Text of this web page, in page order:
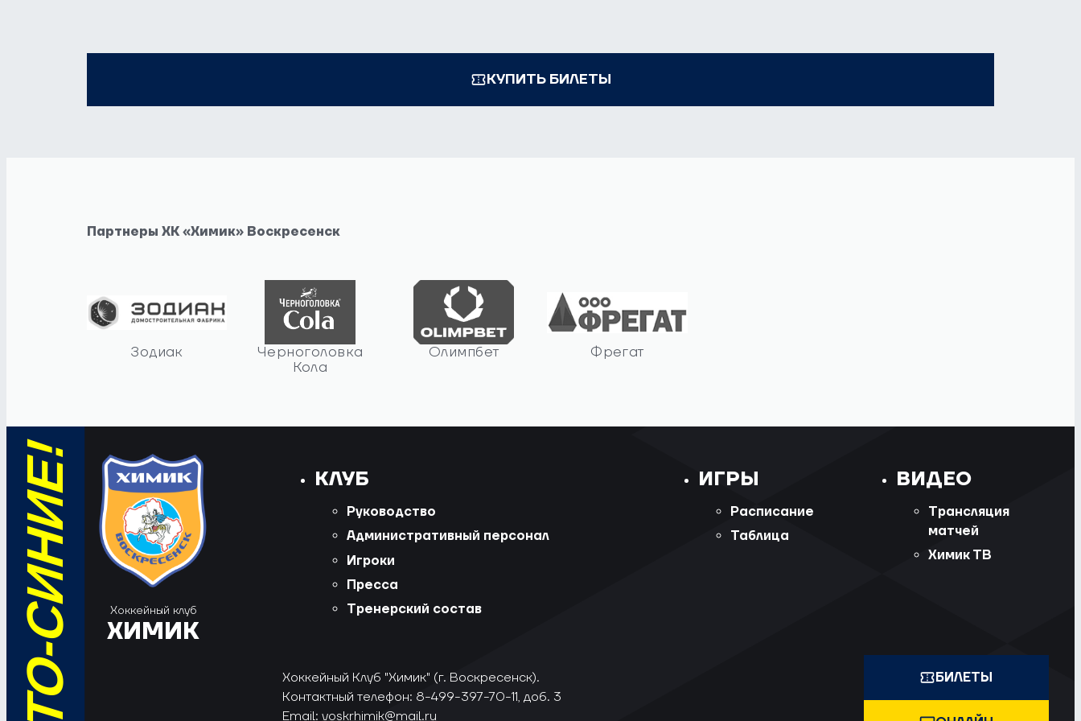
КУПИТЬ БИЛЕТЫ
Партнеры ХК «Химик» Воскресенск
Зодиак
Черноголовка
Кола
Олимпбет Фрегат
Хоккейный клуб
ХИМИК
КЛУБ
Руководство
Административный персонал
Игроки
Пресса
Тренерский состав
ИГРЫ
Расписание
Таблица
ВИДЕО
Трансляция
матчей
Химик ТВ
Хоккейный Клуб "Химик" (г. Воскресенск).
Контактный телефон: 8-499-397-70-11, доб. 3
Email:voskrhimik@mail.ru
БИЛЕТЫ